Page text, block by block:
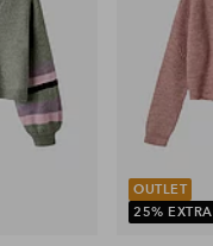
OUTLET
25% EXTRA